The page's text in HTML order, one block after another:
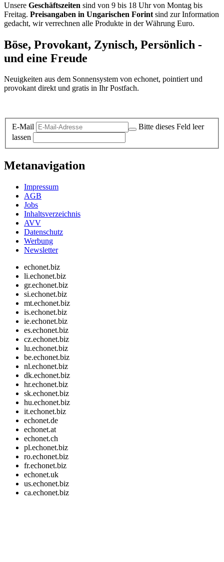
Unsere Geschäftszeiten sind von 9 bis 18 Uhr von Montag bis
Freitag. Preisangaben in Ungarischen Forint sind zur Information
gedacht, wir verrechnen alle Produkte in der Währung Euro.
Böse, Provokant, Zynisch, Persönlich -
und eine Freude
Neuigkeiten aus dem Sonnensystem von echonet, pointiert und
provokant direkt und gratis in Ihr Postfach.
E-Mail
Bitte dieses Feld leer
lassen
Metanavigation
Impressum
AGB
Jobs
Inhaltsverzeichnis
AVV
Datenschutz
Werbung
Newsletter
echonet.biz
li.echonet.biz
gr.echonet.biz
si.echonet.biz
mt.echonet.biz
is.echonet.biz
ie.echonet.biz
es.echonet.biz
cz.echonet.biz
lu.echonet.biz
be.echonet.biz
nl.echonet.biz
dk.echonet.biz
hr.echonet.biz
sk.echonet.biz
hu.echonet.biz
it.echonet.biz
echonet.de
echonet.at
echonet.ch
pl.echonet.biz
ro.echonet.biz
fr.echonet.biz
echonet.uk
us.echonet.biz
ca.echonet.biz